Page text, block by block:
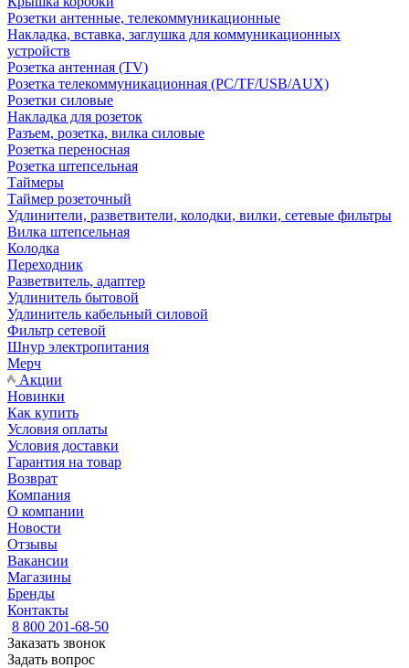
Розетки антенные, телекоммуникационные
Накладка, вставка, заглушка для коммуникационных
устройств
Розетка антенная (TV)
Розетка телекоммуникационная (PC/TF/USB/AUX)
Розетки силовые
Накладка для розеток
Разъем, розетка, вилка силовые
Розетка переносная
Розетка штепсельная
Таймеры
Таймер розеточный
Удлинители, разветвители, колодки, вилки, сетевые фильтры
Вилка штепсельная
Колодка
Переходник
Разветвитель, адаптер
Удлинитель бытовой
Удлинитель кабельный силовой
Фильтр сетевой
Шнур электропитания
Мерч
Акции
Новинки
Как купить
Условия оплаты
Условия доставки
Гарантия на товар
Возврат
Компания
О компании
Новости
Отзывы
Вакансии
Магазины
Бренды
Контакты
8 800 201-68-50
Заказать звонок
Задать вопрос